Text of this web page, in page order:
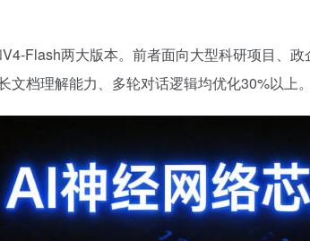
Flash两大版本。前者面向大型科研项目、
文档理解能力、多轮对话逻辑均优化30%以上。